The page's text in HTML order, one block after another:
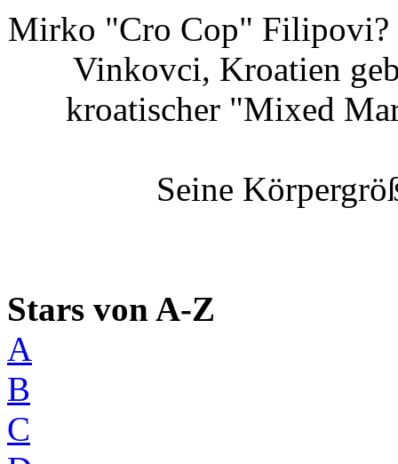
Mirko "Cro Cop" Filipovi?
Vinkovci, Kroatien
kroatischer "Mixed
Seine
Stars von A-Z
A
B
C